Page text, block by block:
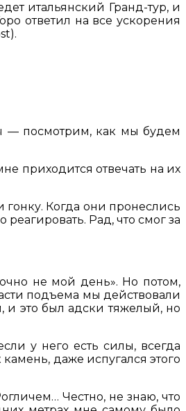
итальянский Гранд-тур, и
ответил на все ускорения
— посмотрим, как мы будем
приходится отвечать на их
Когда они пронеслись
Рад, что смог за
не мой день». Но потом,
подъема мы действовали
и это был адски тяжелый, но
у него есть силы, всегда
даже испугался этого
Честно, не знаю, что